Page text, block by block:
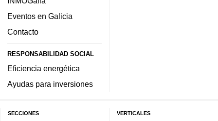
Eventos en Galicia
Contacto
RESPONSABILIDAD SOCIAL
Eficiencia energética
Ayudas para inversiones
SECCIONES VERTICALES